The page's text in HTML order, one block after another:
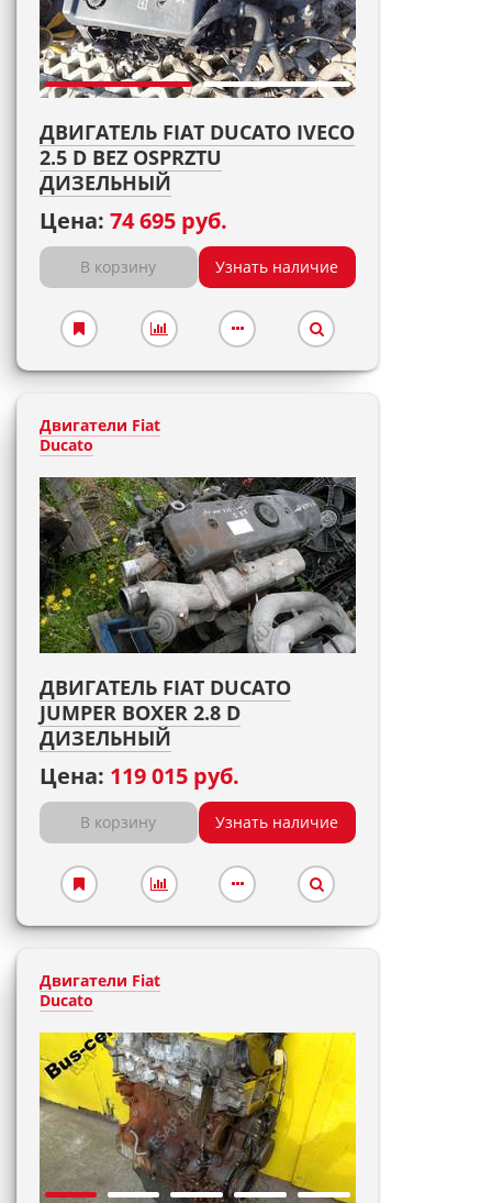
ДВИГАТЕЛЬ FIAT DUCATO IVECO
2.5 D BEZ OSPRZTU
ДИЗЕЛЬНЫЙ
Цена: 74 695 руб.
В корзину Узнать наличие
Двигатели Fiat
Ducato
ДВИГАТЕЛЬ FIAT DUCATO
JUMPER BOXER 2.8 D
ДИЗЕЛЬНЫЙ
Цена: 119 015 руб.
В корзину Узнать наличие
Двигатели Fiat
Ducato